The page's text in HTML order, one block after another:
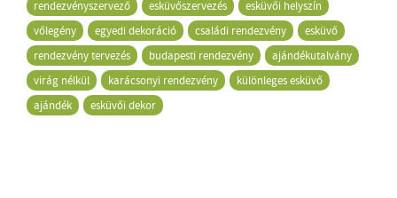
rendezvényszervező
esküvőszervezés
esküvői helyszín
vőlegény
egyedi dekoráció családi rendezvény
esküvő
rendezvény tervezés
budapesti rendezvény
ajándékutalvány
virág nélkül
karácsonyi rendezvény
különleges esküvő
ajándék
esküvői dekor